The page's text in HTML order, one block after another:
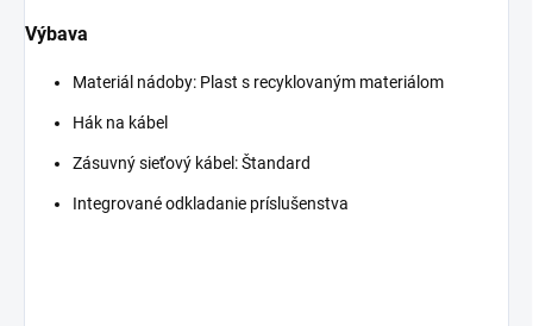
Výbava
Materiál nádoby: Plast s recyklovaným materiálom
Hák na kábel
Zásuvný sieťový kábel: Štandard
Integrované odkladanie príslušenstva